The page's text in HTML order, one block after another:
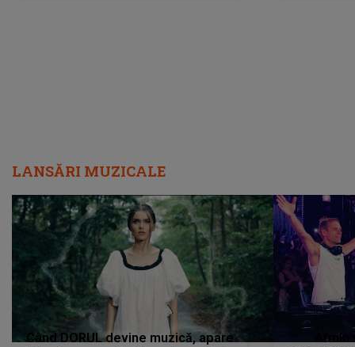
LANSĂRI MUZICALE
Când DORUL devine muzică, apare